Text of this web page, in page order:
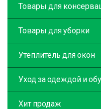
Товары для
Товары для уборки
Утеплитель для окон
Уход за одеждой и
Хит продаж